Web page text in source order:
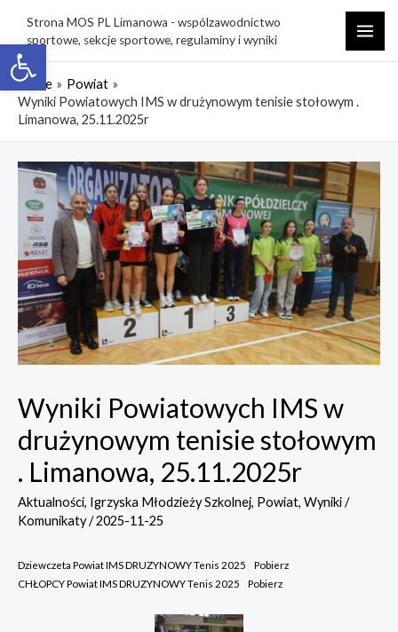
Open toolbar
content
Strona MOS PL Limanowa - wspólzawodnictwo
sportowe, sekcje sportowe, regulaminy i wyniki
Home
Powiat
Wyniki Powiatowych IMS w drużynowym tenisie stołowym .
Limanowa, 25.11.2025r
Wyniki Powiatowych IMS w
drużynowym tenisie stołowym
. Limanowa, 25.11.2025r
Aktualności, Igrzyska Młodzieży Szkolnej, Powiat, Wyniki /
Komunikaty/2025-11-25
Dziewczeta Powiat IMS DRUZYNOWY Tenis 2025
Pobierz
CHŁOPCY Powiat IMS DRUZYNOWY Tenis 2025
Pobierz